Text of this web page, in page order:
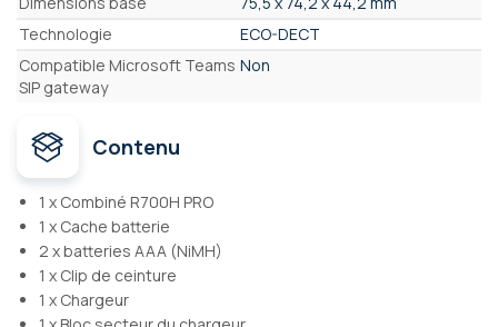
Technologie
ECO-DECT
Compatible Microsoft Teams
SIP gateway
Non
Contenu
1 x Combiné R700H PRO
1 x Cache batterie
2 x batteries AAA (NiMH)
1 x Clip de ceinture
1 x Chargeur